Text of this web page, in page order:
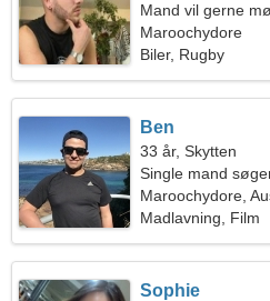
Mand vil gerne
Maroochydore
Biler, Rugby
Ben
33 år, Skytten
Single mand
Maroochydore,
Madlavning, Film
Sophie